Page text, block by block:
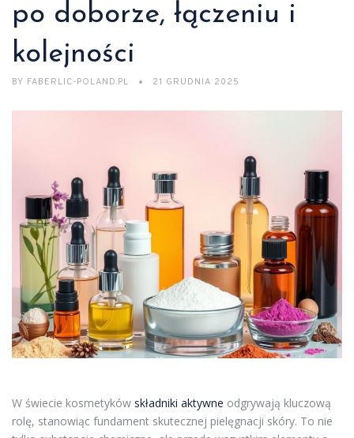
po doborze, łączeniu i
kolejności
BY FABERLIC-POLAND.PL 21 GRUDNIA 2025
W świecie kosmetyków składniki aktywne odgrywają kluczową
rolę, stanowiąc fundament skutecznej pielęgnacji skóry. To nie